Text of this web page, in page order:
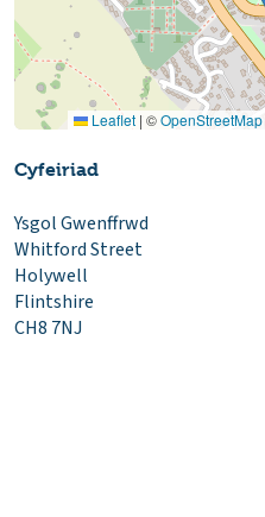
Leaflet | ©OpenStreetMap
Cyfeiriad
Ysgol Gwenffrwd
Whitford Street
Holywell
Flintshire
CH8 7NJ